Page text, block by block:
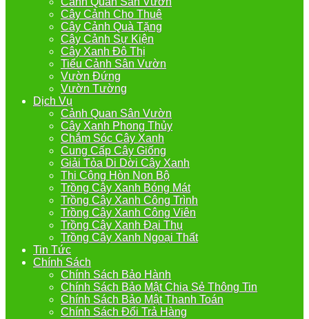
Cây Cảnh Cho Thuê
Cây Cảnh Quà Tặng
Cây Cảnh Sự Kiện
Cây Xanh Đô Thị
Tiểu Cảnh Sân Vườn
Vườn Đứng
Vườn Tường
Dịch Vụ
Cảnh Quan Sân Vườn
Cây Xanh Phong Thủy
Chắm Sóc Cây Xanh
Cung Cấp Cây Giống
Giải Tỏa Di Dời Cây Xanh
Thi Công Hòn Non Bộ
Trồng Cây Xanh Bóng Mát
Trồng Cây Xanh Công Trình
Trồng Cây Xanh Công Viên
Trồng Cây Xanh Đại Thụ
Trồng Cây Xanh Ngoại Thất
Tin Tức
Chính Sách
Chính Sách Bảo Hành
Chính Sách Bảo Mật Chia Sẻ Thông Tin
Chính Sách Bảo Mật Thanh Toán
Chính Sách Đổi Trả Hàng